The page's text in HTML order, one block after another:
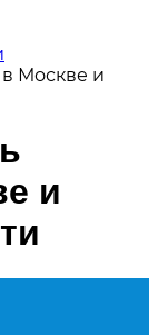
Москве и
и